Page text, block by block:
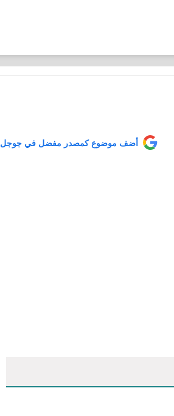
أضف موضوع كمصدر مفضل في جوجل